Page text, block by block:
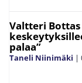
Valtteri
palaa”
Taneli Niinimäki |